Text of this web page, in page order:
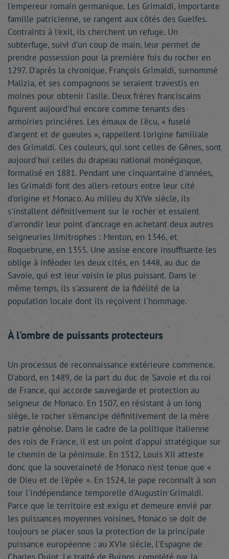
l'empereur romain germanique. Les Grimaldi, importante
famille patricienne, se rangent aux côtés des Guelfes.
Contraints à l'exil, ils cherchent un refuge. Un
subterfuge, suivi d'un coup de main, leur permet de
prendre possession pour la première fois du rocher en
1297. D'après la chronique, François Grimaldi, surnommé
Malizia, et ses compagnons se seraient travestis en
moines pour obtenir l'asile. Deux frères franciscains
figurent aujourd'hui encore comme tenants des
armoiries princières. Les émaux de l'écu, « fuselé
d'argent et de gueules », rappellent l'origine familiale
des Grimaldi. Ces couleurs, qui sont celles de Gênes, sont
aujourd'hui celles du drapeau national monégasque,
formalisé en 1881. Pendant une cinquantaine d'années,
les Grimaldi font des allers-retours entre leur cité
d'origine et Monaco. Au milieu du XIVe siècle, ils
s'installent définitivement sur le rocher et essaient
d'arrondir leur point d'ancrage en achetant deux autres
seigneuries limitrophes : Menton, en 1346, et
Roquebrune, en 1355. Une assise encore insuffisante les
oblige à inféoder les deux cités, en 1448, au duc de
Savoie, qui est leur voisin le plus puissant. Dans le
même temps, ils s'assurent de la fidélité de la
population locale dont ils reçoivent l'hommage.
À l'ombre de puissants protecteurs
Un processus de reconnaissance extérieure commence.
D'abord, en 1489, de la part du duc de Savoie et du roi
de France, qui accorde sauvegarde et protection au
seigneur de Monaco. En 1507, en résistant à un long
siège, le rocher s'émancipe définitivement de la mère
patrie génoise. Dans le cadre de la politique italienne
des rois de France, il est un point d'appui stratégique sur
le chemin de la péninsule. En 1512, Louis XII atteste
donc que la souveraineté de Monaco n'est tenue que «
de Dieu et de l'épée ». En 1524, le pape reconnaît à son
tour l'indépendance temporelle d'Augustin Grimaldi.
Parce que le territoire est exigu et demeure envié par
les puissances moyennes voisines, Monaco se doit de
toujours se placer sous la protection de la principale
puissance européenne : au XVIe siècle, l'Espagne de